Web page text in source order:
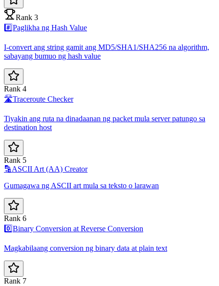
Rank 3
#️⃣Paglikha ng Hash Value
I-convert ang string gamit ang MD5/SHA1/SHA256 na algorithm,
sabayang bumuo ng hash value
Rank 4
🛣️Traceroute Checker
Tiyakin ang ruta na dinadaanan ng packet mula server patungo sa
destination host
Rank 5
🔡ASCII Art (AA) Creator
Gumagawa ng ASCII art mula sa teksto o larawan
Rank 6
0️⃣Binary Conversion at Reverse Conversion
Magkabilaang conversion ng binary data at plain text
Rank 7